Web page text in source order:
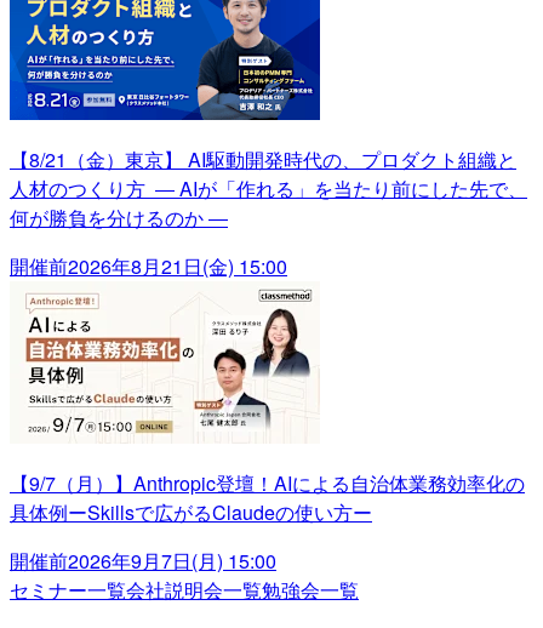
【8/21（金）東京】 AI駆動開発時代の、プロダクト組織と
人材のつくり方 ― AIが「作れる」を当たり前にした先で、
何が勝負を分けるのか ―
開催前2026年8月21日(金) 15:00
【9/7（月）】Anthropic登壇！AIによる自治体業務効率化の
具体例ーSkillsで広がるClaudeの使い方ー
開催前2026年9月7日(月) 15:00
セミナー一覧会社説明会一覧勉強会一覧